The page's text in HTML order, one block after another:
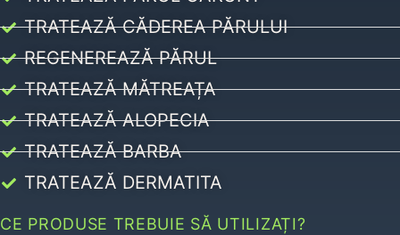
TRATEAZĂ CĂDEREA PĂRULUI
REGENEREAZĂ PĂRUL
TRATEAZĂ MĂTREAȚA
TRATEAZĂ ALOPECIA
TRATEAZĂ BARBA
TRATEAZĂ DERMATITA
CE PRODUSE TREBUIE SĂ UTILIZAȚI?